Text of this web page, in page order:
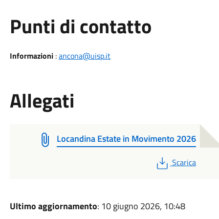
Punti di contatto
Informazioni:ancona@uisp.it
Allegati
Locandina Estate in Movimento 2026
PDF
Scarica
Ultimo aggiornamento: 10 giugno 2026, 10:48